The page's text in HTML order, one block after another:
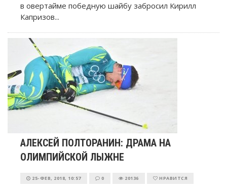
в овертайме победную шайбу забросил Кирилл
Капризов...
АЛЕКСЕЙ ПОЛТОРАНИН: ДРАМА НА
ОЛИМПИЙСКОЙ ЛЫЖНЕ
25-ФЕВ, 2018, 10:57 0 20136 НРАВИТСЯ